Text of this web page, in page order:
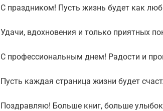
С праздником! Пусть жизнь будет как
Удачи, вдохновения и только приятных
С профессиональным днем! Радости и
Пусть каждая страница жизни будет
Поздравляю! Больше книг, больше